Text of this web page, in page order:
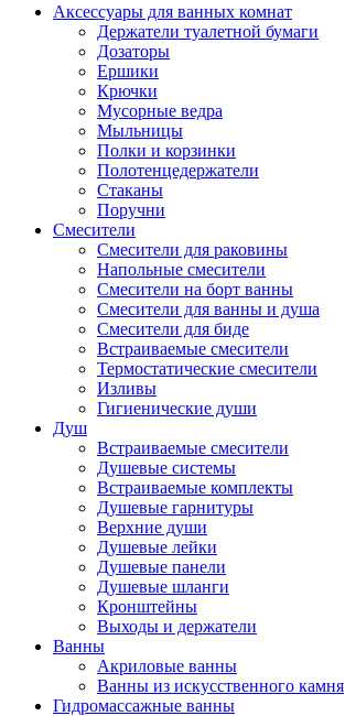
Аксессуары для ванных комнат
Держатели туалетной бумаги
Дозаторы
Ершики
Крючки
Мусорные ведра
Мыльницы
Полки и корзинки
Полотенцедержатели
Стаканы
Поручни
Смесители
Смесители для раковины
Напольные смесители
Смесители на борт ванны
Смесители для ванны и душа
Смесители для биде
Встраиваемые смесители
Термостатические смесители
Изливы
Гигиенические души
Душ
Встраиваемые смесители
Душевые системы
Встраиваемые комплекты
Душевые гарнитуры
Верхние души
Душевые лейки
Душевые панели
Душевые шланги
Кронштейны
Выходы и держатели
Ванны
Акриловые ванны
Ванны из искусственного камня
Гидромассажные ванны